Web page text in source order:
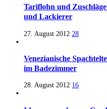
Tariflohn und
und Lackierer
27. August 2012 28
Venezianische
im Badezimmer
28. August 2012 16